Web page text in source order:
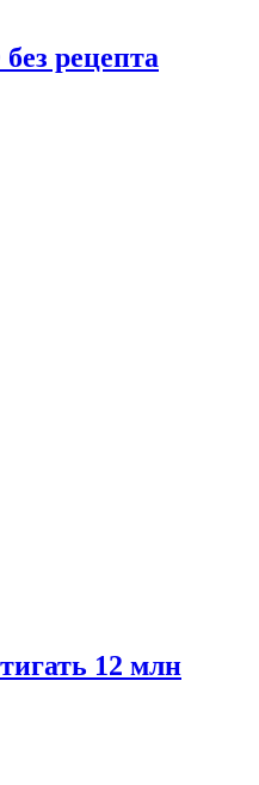
рецепта
12 млн